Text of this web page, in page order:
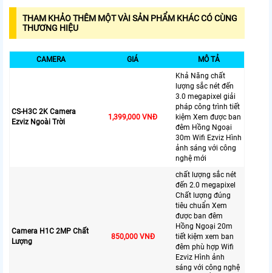
THAM KHẢO THÊM MỘT VÀI SẢN PHẨM KHÁC CÓ CÙNG
THƯƠNG HIỆU
CAMERA GIÁ MÔ TẢ
CS-H3C 2K Camera
Ezviz Ngoài Trời
1,399,000 VNĐ
Khả Năng chất
lượng sắc nét đến
3.0 megapixel giải
pháp công trình tiết
kiệm Xem được ban
đêm Hồng Ngoại
30m Wifi Ezviz Hình
ảnh sáng với công
nghệ mới
Camera H1C 2MP Chất
Lượng
850,000 VNĐ
chất lượng sắc nét
đến 2.0 megapixel
Chất lượng đúng
tiêu chuẩn Xem
được ban đêm
Hồng Ngoại 20m
tiết kiệm xem ban
đêm phù hợp Wifi
Ezviz Hình ảnh
sáng với công nghệ